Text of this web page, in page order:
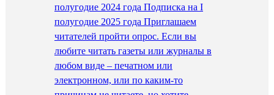
полугодие 2024 года Подписка на I
полугодие 2025 года Приглашаем
читателей пройти опрос. Если вы
любите читать газеты или журналы в
любом виде – печатном или
электронном, или по каким-то